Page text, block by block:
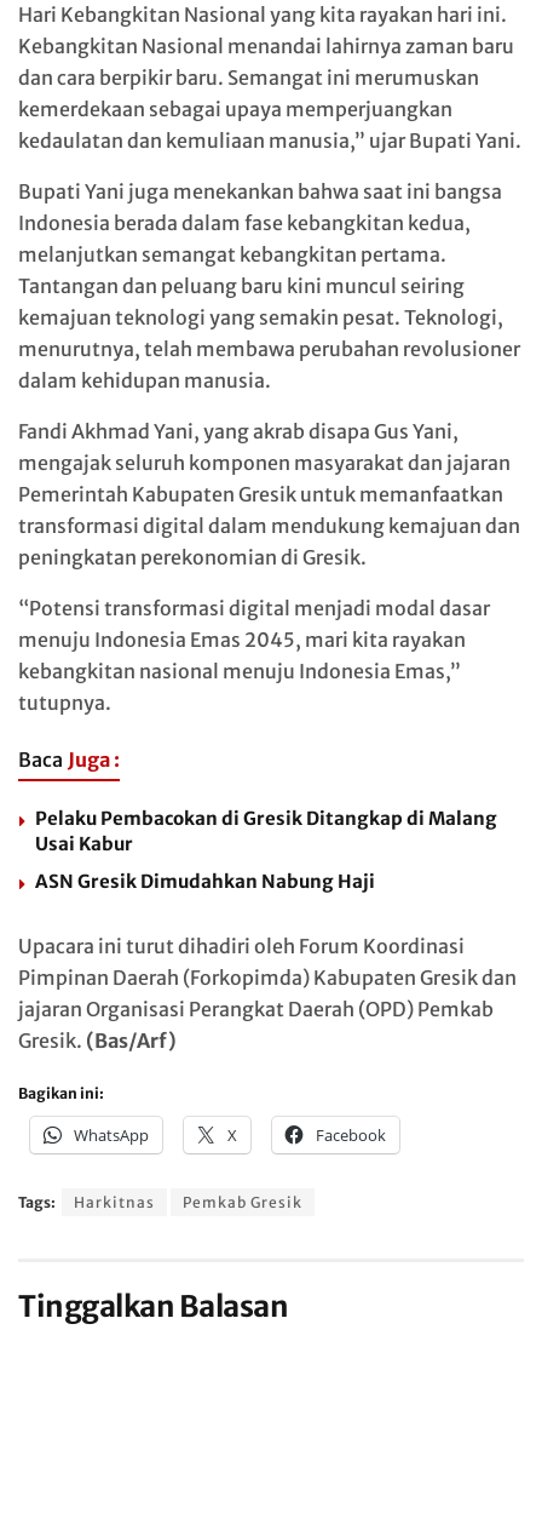
Hari Kebangkitan Nasional yang kita rayakan hari ini.
Kebangkitan Nasional menandai lahirnya zaman baru
dan cara berpikir baru. Semangat ini merumuskan
kemerdekaan sebagai upaya memperjuangkan
kedaulatan dan kemuliaan manusia,” ujar Bupati Yani.
Bupati Yani juga menekankan bahwa saat ini bangsa
Indonesia berada dalam fase kebangkitan kedua,
melanjutkan semangat kebangkitan pertama.
Tantangan dan peluang baru kini muncul seiring
kemajuan teknologi yang semakin pesat. Teknologi,
menurutnya, telah membawa perubahan revolusioner
dalam kehidupan manusia.
Fandi Akhmad Yani, yang akrab disapa Gus Yani,
mengajak seluruh komponen masyarakat dan jajaran
Pemerintah Kabupaten Gresik untuk memanfaatkan
transformasi digital dalam mendukung kemajuan dan
peningkatan perekonomian di Gresik.
“Potensi transformasi digital menjadi modal dasar
menuju Indonesia Emas 2045, mari kita rayakan
kebangkitan nasional menuju Indonesia Emas,”
tutupnya.
Baca Juga :
Pelaku Pembacokan di Gresik Ditangkap di Malang
Usai Kabur
ASN Gresik Dimudahkan Nabung Haji
Upacara ini turut dihadiri oleh Forum Koordinasi
Pimpinan Daerah (Forkopimda) Kabupaten Gresik dan
jajaran Organisasi Perangkat Daerah (OPD) Pemkab
Gresik. (Bas/Arf)
Bagikan ini:
WhatsApp X Facebook
Tags: Harkitnas Pemkab Gresik
Tinggalkan Balasan